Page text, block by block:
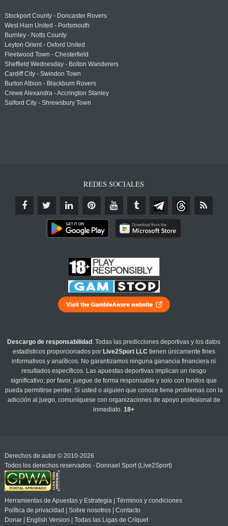
Stockport County - Doncaster Rovers
West Ham United - Portsmouth
Burnley - Notts County
Leyton Orient - Oxford United
Fleetwood Town - Chesterfield
Sheffield Wednesday - Bolton Wanderers
Cardiff City - Swindon Town
Burton Albion - Blackburn Rovers
Crewe Alexandra - Accrington Stanley
Salford City - Shrewsbury Town
REDES SOCIALES
Descargo de responsabilidad : Todas las predicciones deportivas y los datos
estadísticos proporcionados por Live2Sport LLC tienen únicamente fines
informativos y analíticos. No garantizamos ninguna ganancia financiera ni
resultados específicos. Las apuestas deportivas implican un riesgo
significativo; por favor, juegue de forma responsable y solo con fondos que
pueda permitirse perder. Si usted o alguien que conoce tiene problemas con la
adicción al juego, comuníquese con organizaciones de apoyo profesional de
inmediato.18+
Derechos de autor © 2010-2026
Todos los derechos reservados - Donnael Sport (Live2Sport)
Herramientas de Apuestas y Estrategia| Términos y condiciones
Política de privacidad
Sobre nosotros| Contacto
Donar| English Version Todas las Ligas de Críquet